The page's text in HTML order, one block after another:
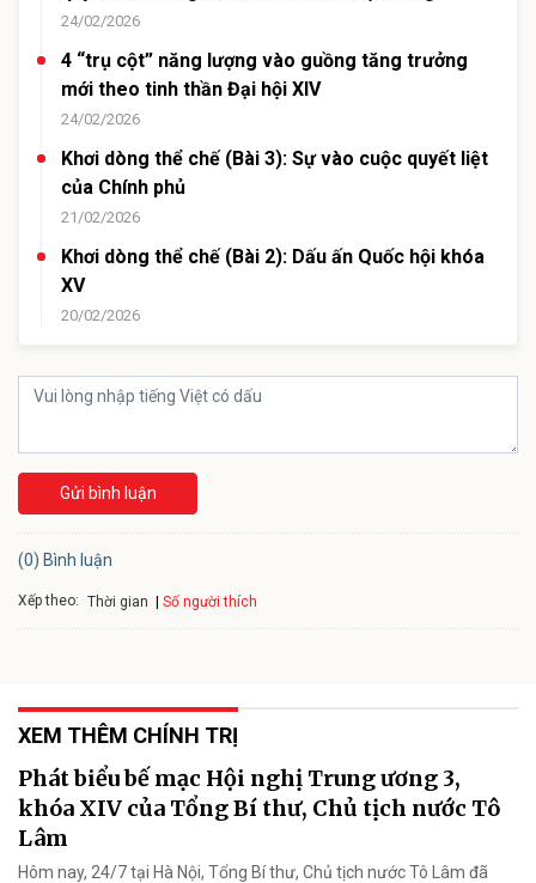
24/02/2026
4 “trụ cột” năng lượng vào guồng tăng trưởng
mới theo tinh thần Đại hội XIV
24/02/2026
Khơi dòng thể chế (Bài 3): Sự vào cuộc quyết liệt
của Chính phủ
21/02/2026
Khơi dòng thể chế (Bài 2): Dấu ấn Quốc hội khóa
XV
20/02/2026
Gửi bình luận
(0) Bình luận
Xếp theo: Thời gian Số người thích
XEM THÊM CHÍNH TRỊ
Phát biểu bế mạc Hội nghị Trung ương 3,
khóa XIV của Tổng Bí thư, Chủ tịch nước Tô
Lâm
Hôm nay, 24/7 tại Hà Nội, Tổng Bí thư, Chủ tịch nước Tô Lâm đã